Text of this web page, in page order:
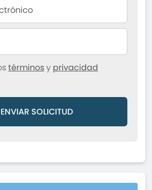
términosy privacidad
ENVIAR SOLICITUD